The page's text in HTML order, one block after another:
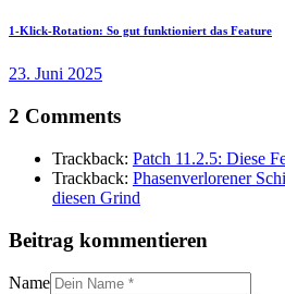
1-Klick-Rotation: So gut funktioniert das Feature
23. Juni 2025
2 Comments
Trackback: Patch 11.2.5: Diese
Trackback: Phasenverlorener
diesen Grind
Beitrag kommentieren
Name